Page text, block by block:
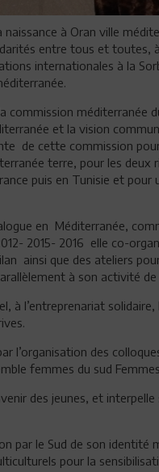
à Oran ville
entre tous et toutes,
internationales à la
commission méditerranée
et la vision
de cette commission
terre, pour les deux
puis en Tunisie et
en Méditerranée,
2015- 2016 elle co-
ainsi que des ateliers
à son activité
à l’entreprenariat
l’organisation des
femmes du sud
des jeunes, et
par le Sud de son identité
pour la